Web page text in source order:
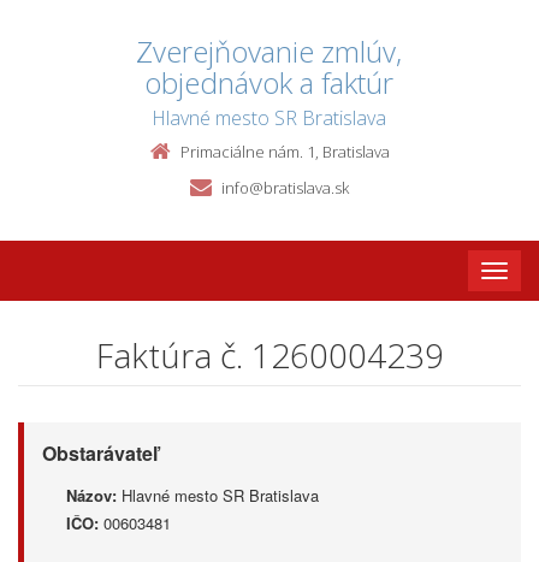
Zverejňovanie zmlúv,
objednávok a faktúr
Hlavné mesto SR Bratislava
Primaciálne nám. 1, Bratislava
info@bratislava.sk
Toggle
Faktúra č. 1260004239
Obstarávateľ
Názov: Hlavné mesto SR Bratislava
IČO: 00603481